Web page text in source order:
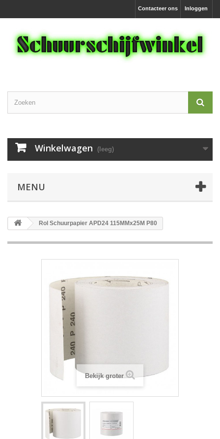
Inloggen
Contacteer ons
Winkelwagen (leeg)
MENU
Rol Schuurpapier APD24 115MMx25M P80
Bekijk groter